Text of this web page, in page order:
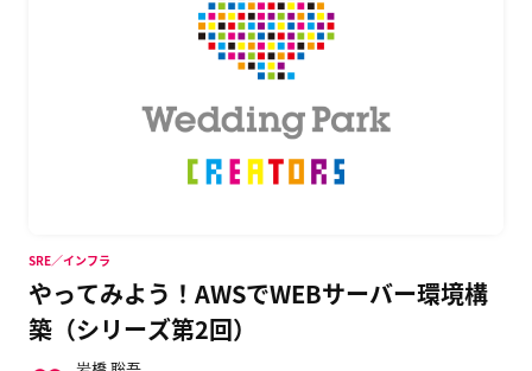
やってみよう！AWSでWEBサーバー環境構
築（シリーズ第2回）
SRE／インフラ